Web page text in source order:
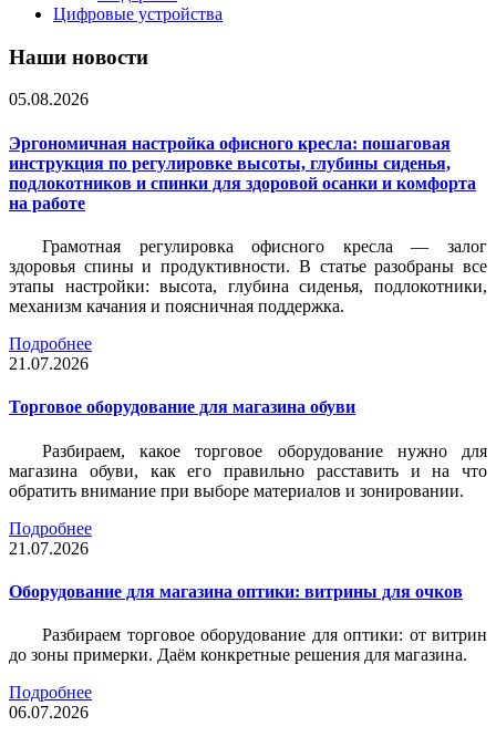
Цифровые устройства
Наши новости
05.08.2026
Эргономичная настройка офисного кресла: пошаговая
инструкция по регулировке высоты, глубины сиденья,
подлокотников и спинки для здоровой осанки и комфорта
на работе
Грамотная регулировка офисного кресла — залог
здоровья спины и продуктивности. В статье разобраны все
этапы настройки: высота, глубина сиденья, подлокотники,
механизм качания и поясничная поддержка.
Подробнее
21.07.2026
Торговое оборудование для магазина обуви
Разбираем, какое торговое оборудование нужно для
магазина обуви, как его правильно расставить и на что
обратить внимание при выборе материалов и зонировании.
Подробнее
21.07.2026
Оборудование для магазина оптики: витрины для очков
Разбираем торговое оборудование для оптики: от витрин
до зоны примерки. Даём конкретные решения для магазина.
Подробнее
06.07.2026